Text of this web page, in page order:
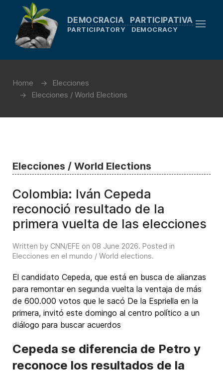
DEMOCRACIA PARTICIPATIVA
PARTICIPATORY DEMOCRACY
Home
Elecciones
Elecciones / World Elections
Elecciones / World Elections
Colombia: Iván Cepeda
reconoció resultado de la
primera vuelta de las elecciones
Written by CNN/EFE on 08 June 2026. Posted in
Elecciones en el mundo / World elections.
El candidato Cepeda, que está en busca de alianzas
para remontar en segunda vuelta la ventaja de más
de 600.000 votos que le sacó De la Espriella en la
primera, invitó este domingo al centro político a un
diálogo para buscar acuerdos
Cepeda se diferencia de Petro y
reconoce los resultados de la